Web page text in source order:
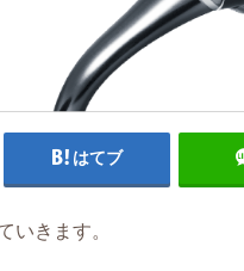
はてブ
いきます。